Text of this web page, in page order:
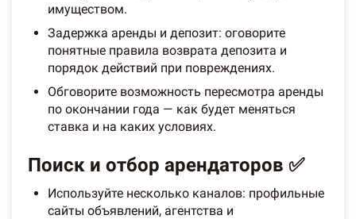
имуществом.
Задержка аренды и депозит: оговорите
понятные правила возврата депозита и
порядок действий при повреждениях.
Обговорите возможность пересмотра аренды
по окончании года — как будет меняться
ставка и на каких условиях.
Поиск и отбор арендаторов ✅
Используйте несколько каналов: профильные
сайты объявлений, агентства и